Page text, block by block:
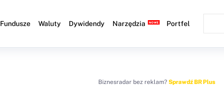
Fundusze Waluty Dywidendy Narzędzia Portfel
Biznesradar bez reklam? Sprawdź BR Plus